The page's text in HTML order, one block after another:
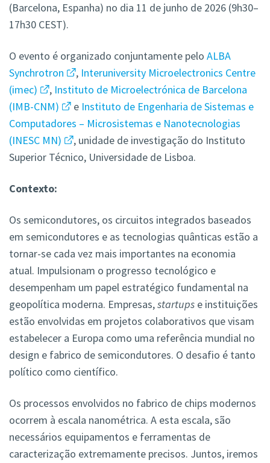
(Barcelona, Espanha) no dia 11 de junho de 2026 (9h30–
17h30 CEST).
O evento é organizado conjuntamente pelo ALBA
Synchrotron
, Interuniversity Microelectronics Centre
(imec)
, Instituto de Microelectrónica de Barcelona
(IMB-CNM)
e Instituto de Engenharia de Sistemas e
Computadores – Microsistemas e Nanotecnologias
(INESC MN)
, unidade de investigação do Instituto
Superior Técnico, Universidade de Lisboa.
Contexto:
Os semicondutores, os circuitos integrados baseados
em semicondutores e as tecnologias quânticas estão a
tornar-se cada vez mais importantes na economia
atual. Impulsionam o progresso tecnológico e
desempenham um papel estratégico fundamental na
geopolítica moderna. Empresas,startups e instituições
estão envolvidas em projetos colaborativos que visam
estabelecer a Europa como uma referência mundial no
design e fabrico de semicondutores. O desafio é tanto
político como científico.
Os processos envolvidos no fabrico de chips modernos
ocorrem à escala nanométrica. A esta escala, são
necessários equipamentos e ferramentas de
caracterização extremamente precisos. Juntos, iremos